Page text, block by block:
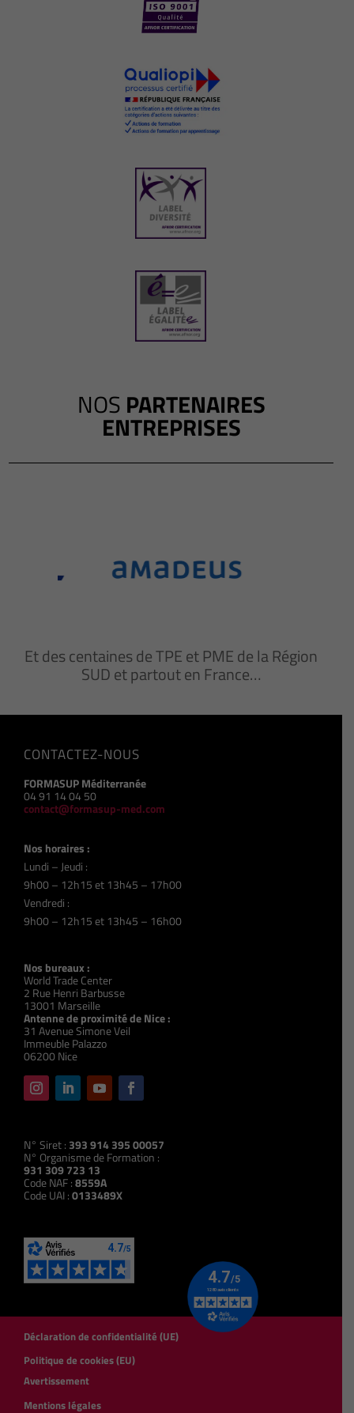
NOS PARTENAIRES
ENTREPRISES
Et des centaines de TPE et PME de la Région
SUD et partout en France…
CONTACTEZ-NOUS
FORMASUP Méditerranée
04 91 14 04 50
contact@formasup-med.com
Nos horaires :
Lundi – Jeudi :
9h00 – 12h15 et 13h45 – 17h00
Vendredi :
9h00 – 12h15 et 13h45 – 16h00
Nos bureaux :
World Trade Center
2 Rue Henri Barbusse
13001 Marseille
Antenne de proximité de Nice :
31 Avenue Simone Veil
Immeuble Palazzo
06200 Nice
N° Siret : 393 914 395 00057
N° Organisme de Formation :
931 309 723 13
Code NAF :8559A
Code UAI :0133489X
Déclaration de confidentialité (UE)
Politique de cookies (EU)
Avertissement
Mentions légales